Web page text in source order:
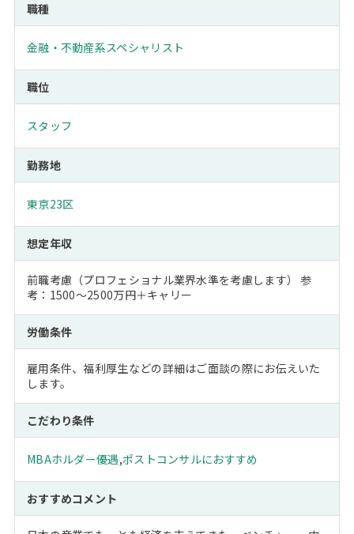
職種
金融・不動産系スペシャリスト
職位
スタッフ
勤務地
東京23区
想定年収
前職考慮（プロフェショナル業界水準を考慮します） 参
考：1500～2500万円＋キャリー
労働条件
雇用条件、福利厚生などの詳細はご面談の際にお伝えいた
します。
こだわり条件
MBAホルダー優遇,ポストコンサルにおすすめ
おすすめコメント